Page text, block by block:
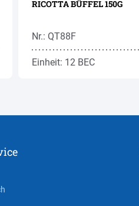
RICOTTA BÜFFEL 150G
Nr.: QT88F
Einheit: 12 BEC